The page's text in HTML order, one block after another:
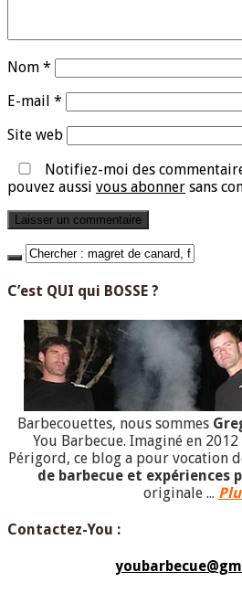
Nom *
E-mail *
Site web
Notifiez-moi des
pouvez aussi vous abonner sans
C’est QUI qui BOSSE ?
Barbecouettes, nous sommes
You Barbecue. Imaginé en
Périgord, ce blog a pour vocation
de barbecue et expériences
originale ...
Contactez-You :